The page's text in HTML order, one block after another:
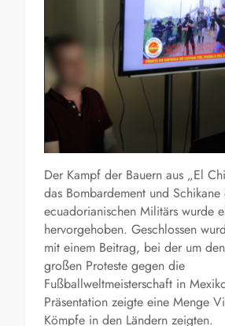
Der Kampf der Bauern aus „El
das Bombardement und Schikane
ecuadorianischen Militärs wurde
hervorgehoben. Geschlossen
mit einem Beitrag, bei der um
großen Proteste gegen die
Fußballweltmeisterschaft in
Präsentation zeigte eine Menge
Kömpfe in den Ländern zeigten.